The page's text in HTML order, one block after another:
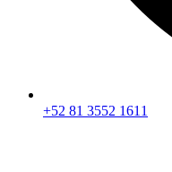
+52 81 3552 1611